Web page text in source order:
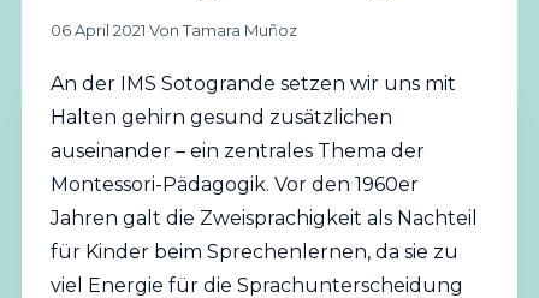
06 April 2021·Von Tamara Muñoz
An der IMS Sotogrande setzen wir uns mit
Halten gehirn gesund zusätzlichen
auseinander – ein zentrales Thema der
Montessori-Pädagogik. Vor den 1960er
Jahren galt die Zweisprachigkeit als Nachteil
für Kinder beim Sprechenlernen, da sie zu
viel Energie für die Sprachunterscheidung